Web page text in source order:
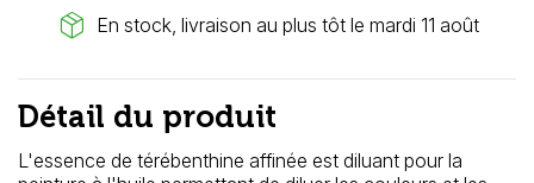
package_2 En stock, livraison au plus tôt le mardi 11 août
Détail du produit
L'essence de térébenthine affinée est diluant pour la